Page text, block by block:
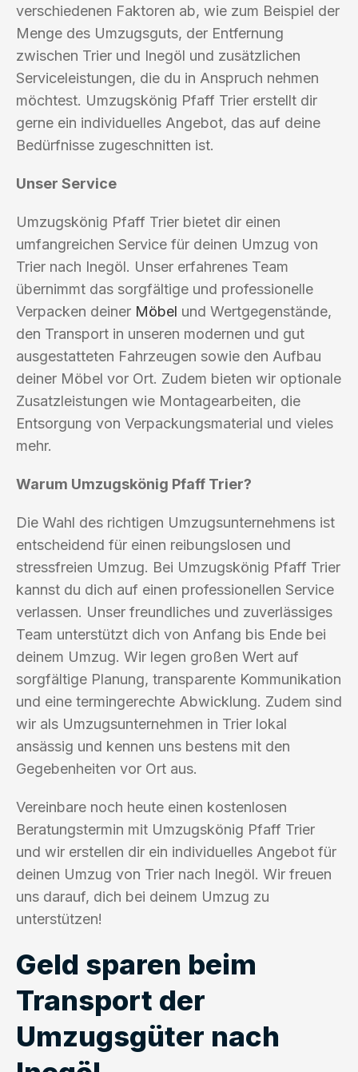
verschiedenen Faktoren ab, wie zum Beispiel der
Menge des Umzugsguts, der Entfernung
zwischen Trier und Inegöl und zusätzlichen
Serviceleistungen, die du in Anspruch nehmen
möchtest. Umzugskönig Pfaff Trier erstellt dir
gerne ein individuelles Angebot, das auf deine
Bedürfnisse zugeschnitten ist.
Unser Service
Umzugskönig Pfaff Trier bietet dir einen
umfangreichen Service für deinen Umzug von
Trier nach Inegöl. Unser erfahrenes Team
übernimmt das sorgfältige und professionelle
Verpacken deiner Möbel und Wertgegenstände,
den Transport in unseren modernen und gut
ausgestatteten Fahrzeugen sowie den Aufbau
deiner Möbel vor Ort. Zudem bieten wir optionale
Zusatzleistungen wie Montagearbeiten, die
Entsorgung von Verpackungsmaterial und vieles
mehr.
Warum Umzugskönig Pfaff Trier?
Die Wahl des richtigen Umzugsunternehmens ist
entscheidend für einen reibungslosen und
stressfreien Umzug. Bei Umzugskönig Pfaff Trier
kannst du dich auf einen professionellen Service
verlassen. Unser freundliches und zuverlässiges
Team unterstützt dich von Anfang bis Ende bei
deinem Umzug. Wir legen großen Wert auf
sorgfältige Planung, transparente Kommunikation
und eine termingerechte Abwicklung. Zudem sind
wir als Umzugsunternehmen in Trier lokal
ansässig und kennen uns bestens mit den
Gegebenheiten vor Ort aus.
Vereinbare noch heute einen kostenlosen
Beratungstermin mit Umzugskönig Pfaff Trier
und wir erstellen dir ein individuelles Angebot für
deinen Umzug von Trier nach Inegöl. Wir freuen
uns darauf, dich bei deinem Umzug zu
unterstützen!
Geld sparen beim
Transport der
Umzugsgüter nach